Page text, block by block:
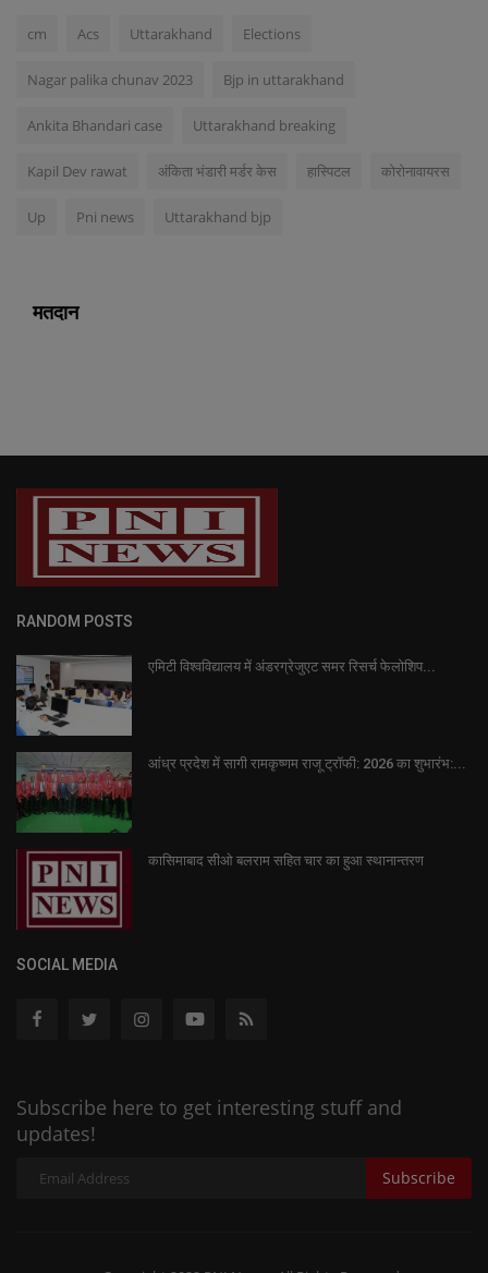
cm Acs Uttarakhand Elections
Nagar palika chunav 2023 Bjp in uttarakhand
Ankita Bhandari case Uttarakhand breaking
Kapil Dev rawat अंकिता भंडारी मर्डर केस हास्पिटल कोरोनावायरस
Up Pni news Uttarakhand bjp
मतदान
RANDOM POSTS
एमिटी विश्वविद्यालय में अंडरग्रेजुएट समर रिसर्च फेलोशिप...
आंध्र प्रदेश में सागी रामकृष्णम राजू ट्रॉफी: 2026 का शुभारंभ:...
कासिमाबाद सीओ बलराम सहित चार का हुआ स्थानान्तरण
SOCIAL MEDIA
Subscribe here to get interesting stuff and
updates!
Subscribe